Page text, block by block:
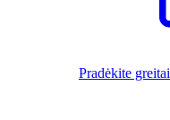
Pradėkite greitai